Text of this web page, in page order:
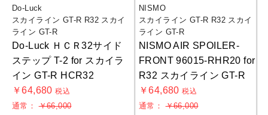
Do-Luck
スカイライン GT-R R32 スカイ
ライン GT-R
Do-Luck ＨＣＲ32サイド
ステップ T-2 for スカイラ
イン GT-R HCR32
￥64,680税込
通常：￥66,000
NISMO
スカイライン GT-R R32 スカイ
ライン GT-R
NISMO AIR SPOILER-
FRONT 96015-RHR20 for
R32 スカイライン GT-R
￥64,680税込
通常：￥66,000
カートへ進む